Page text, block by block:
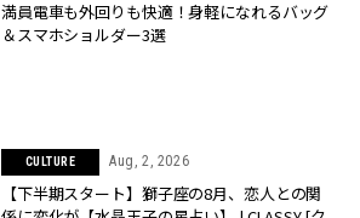
満員電車も外回りも快適！身軽になれるバッグ
＆スマホショルダー3選
CULTURE Aug, 2, 2026
【下半期スタート】獅子座の8月、恋人との関